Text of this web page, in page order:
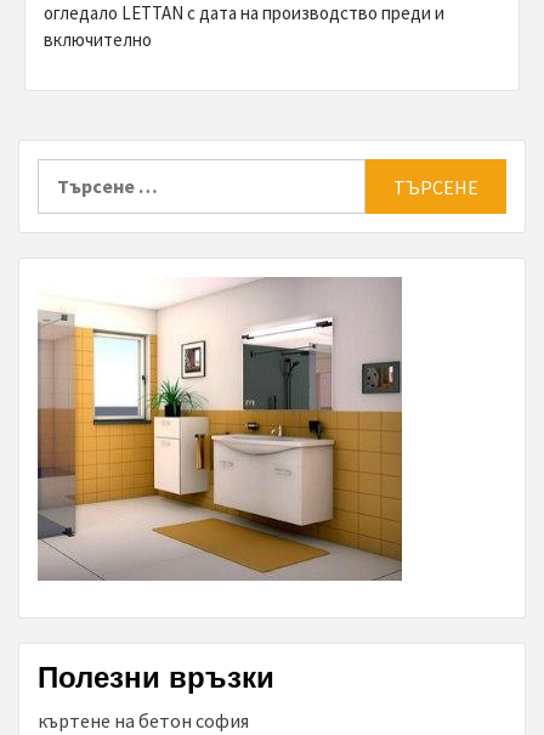
огледало LETTAN с дата на производство преди и
включително
Полезни връзки
къртене на бетон софия